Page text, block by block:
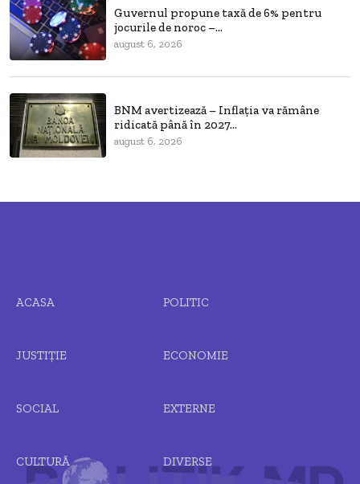
Guvernul propune taxă de 6% pentru
jocurile de noroc –...
august 6, 2026
BNM avertizează – Inflația va rămâne
ridicată până în 2027...
august 6, 2026
ACASA POLITIC
JUSTIȚIE ECONOMIE
SOCIAL EXTERNE
CULTURĂ DIVERSE